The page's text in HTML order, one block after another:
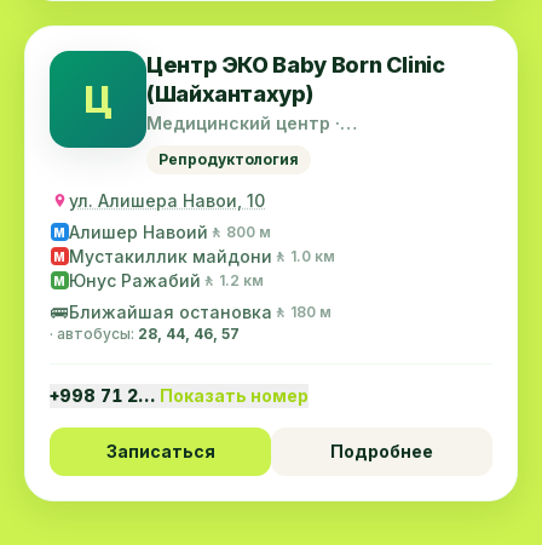
Ц
Центр ЭКО Baby Born Clinic
(Шайхантахур)
Медицинский центр ·
Репродуктология
ул. Алишера Навои, 10
M Алишер Навоий 🚶 800 м
M Мустакиллик майдони 🚶 1.0 км
M Юнус Ражабий 🚶 1.2 км
🚌Ближайшая остановка 🚶 180 м
· автобусы: 28, 44, 46, 57
+998 71 2… Показать номер
Записаться Подробнее